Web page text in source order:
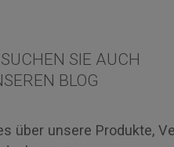
SIE AUCH
BLOG
über unsere Produkte,